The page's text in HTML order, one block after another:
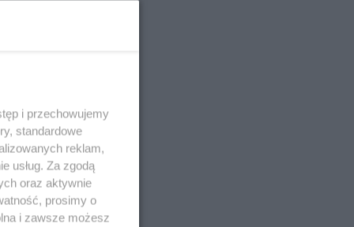
i przechowujemy
standardowe
reklam,
usług. Za zgodą
oraz aktywnie
prosimy o
i zawsze możesz